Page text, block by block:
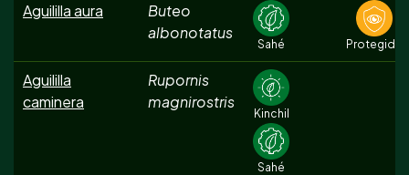
Aguililla aura
Buteo
albonotatus
Sahé Protegida
Aguililla
caminera
Rupornis
magnirostris
Kinchil
Sahé